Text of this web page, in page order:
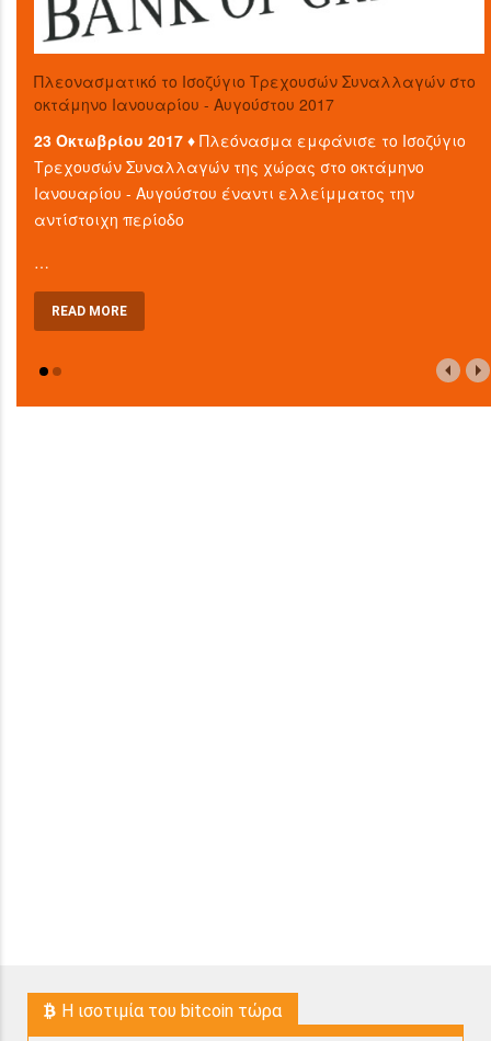
Πλεονασματικό το Ισοζύγιο Τρεχουσών Συναλλαγών στο
οκτάμηνο Ιανουαρίου - Αυγούστου 2017
23 Οκτωβρίου 2017 ♦Πλεόνασμα εμφάνισε το Ισοζύγιο
Τρεχουσών Συναλλαγών της χώρας στο οκτάμηνο
Ιανουαρίου - Αυγούστου έναντι ελλείμματος την
αντίστοιχη περίοδο
…
READ MORE
H ισοτιμία του bitcoin τώρα